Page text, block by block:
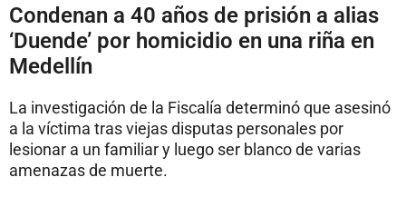
Condenan a 40 años de prisión a alias
‘Duende’ por homicidio en una riña en
Medellín
La investigación de la Fiscalía determinó que asesinó
a la víctima tras viejas disputas personales por
lesionar a un familiar y luego ser blanco de varias
amenazas de muerte.